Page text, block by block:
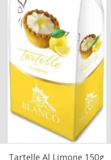
Tartelle Al Limone 150g